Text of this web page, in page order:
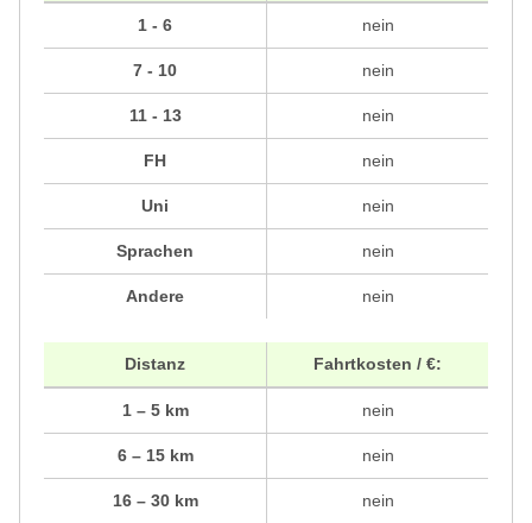
1 - 6
7 - 10
11 - 13
FH
Uni
Sprachen
Andere
nein
nein
nein
nein
nein
nein
nein
Distanz
1 – 5 km
6 – 15 km
16 – 30 km
Fahrtkosten / €:
nein
nein
nein